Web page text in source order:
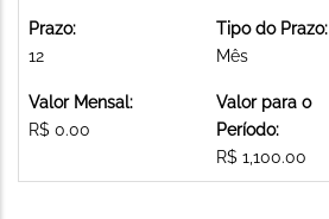
Prazo:
12
Tipo do Prazo:
Mês
Valor Mensal:
R$ 0.00
Valor para o
Período:
R$ 1,100.00